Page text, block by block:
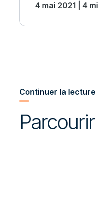
4 mai 2021 | 4
Continuer la lecture